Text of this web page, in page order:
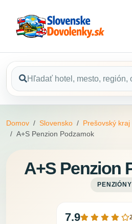
Domov Slovensko Prešovský kraj
A+S Penzion Podzamok
A+S Penzion
PENZIÓNY
7.9